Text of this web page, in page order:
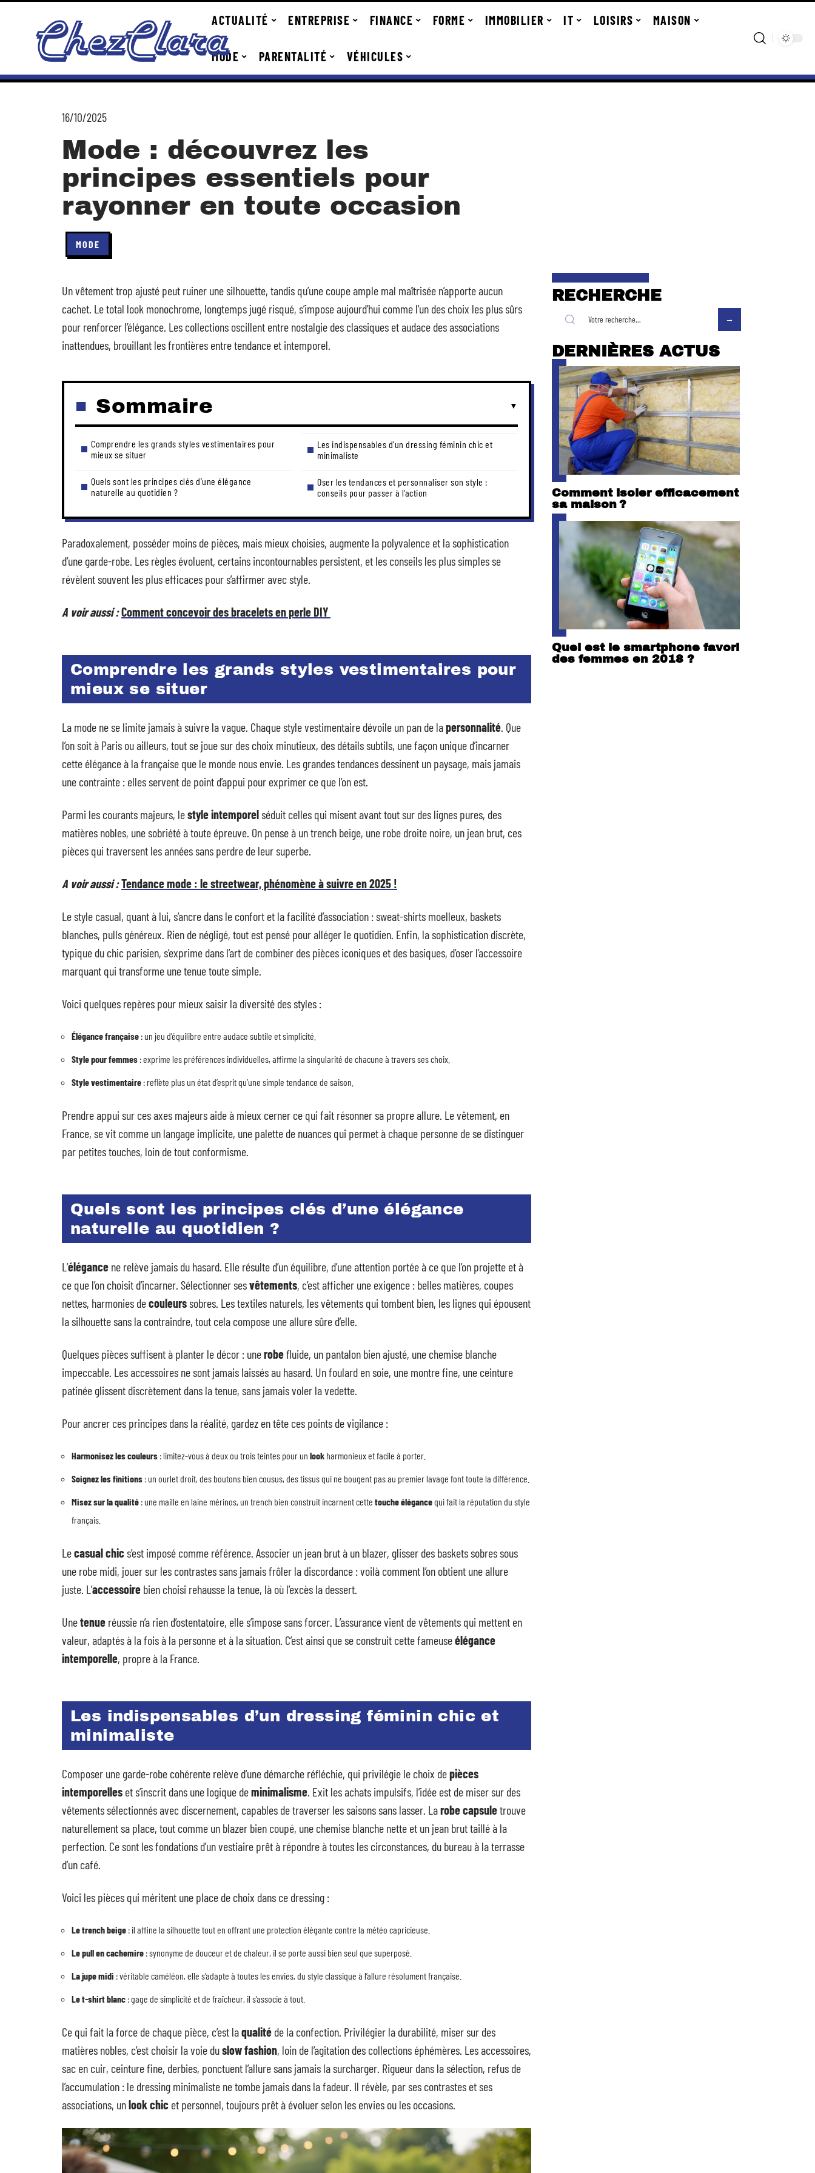
ACTUALITÉ ENTREPRISE FINANCE FORME IMMOBILIER IT LOISIRS MAISON
MODE PARENTALITÉ VÉHICULES
16/10/2025
Mode : découvrez les
principes essentiels pour
rayonner en toute occasion
MODE
Un vêtement trop ajusté peut ruiner une silhouette, tandis qu’une coupe ample mal maîtrisée n’apporte aucun
cachet. Le total look monochrome, longtemps jugé risqué, s’impose aujourd’hui comme l’un des choix les plus sûrs
pour renforcer l’élégance. Les collections oscillent entre nostalgie des classiques et audace des associations
inattendues, brouillant les frontières entre tendance et intemporel.
Sommaire
Comprendre les grands styles vestimentaires pour
mieux se situer
Quels sont les principes clés d’une élégance
naturelle au quotidien ?
Les indispensables d’un dressing féminin chic et
minimaliste
Oser les tendances et personnaliser son style :
conseils pour passer à l’action
Paradoxalement, posséder moins de pièces, mais mieux choisies, augmente la polyvalence et la sophistication
d’une garde-robe. Les règles évoluent, certains incontournables persistent, et les conseils les plus simples se
révèlent souvent les plus efficaces pour s’affirmer avec style.
A voir aussi :Comment concevoir des bracelets en perle DIY
Comprendre les grands styles vestimentaires pour
mieux se situer
La mode ne se limite jamais à suivre la vague. Chaque style vestimentaire dévoile un pan de lapersonnalité. Que
l’on soit à Paris ou ailleurs, tout se joue sur des choix minutieux, des détails subtils, une façon unique d’incarner
cette élégance à la française que le monde nous envie. Les grandes tendances dessinent un paysage, mais jamais
une contrainte : elles servent de point d’appui pour exprimer ce que l’on est.
Parmi les courants majeurs, lestyle intemporelséduit celles qui misent avant tout sur des lignes pures, des
matières nobles, une sobriété à toute épreuve. On pense à un trench beige, une robe droite noire, un jean brut, ces
pièces qui traversent les années sans perdre de leur superbe.
A voir aussi :Tendance mode : le streetwear, phénomène à suivre en 2025 !
Le style casual, quant à lui, s’ancre dans le confort et la facilité d’association : sweat-shirts moelleux, baskets
blanches, pulls généreux. Rien de négligé, tout est pensé pour alléger le quotidien. Enfin, la sophistication discrète,
typique du chic parisien, s’exprime dans l’art de combiner des pièces iconiques et des basiques, d’oser l’accessoire
marquant qui transforme une tenue toute simple.
Voici quelques repères pour mieux saisir la diversité des styles :
Élégance française : un jeu d’équilibre entre audace subtile et simplicité.
Style pour femmes : exprime les préférences individuelles, affirme la singularité de chacune à travers ses choix.
Style vestimentaire : reflète plus un état d’esprit qu’une simple tendance de saison.
Prendre appui sur ces axes majeurs aide à mieux cerner ce qui fait résonner sa propre allure. Le vêtement, en
France, se vit comme un langage implicite, une palette de nuances qui permet à chaque personne de se distinguer
par petites touches, loin de tout conformisme.
Quels sont les principes clés d’une élégance
naturelle au quotidien ?
L’élégance ne relève jamais du hasard. Elle résulte d’un équilibre, d’une attention portée à ce que l’on projette et à
ce que l’on choisit d’incarner. Sélectionner sesvêtements, c’est afficher une exigence : belles matières, coupes
nettes, harmonies decouleurssobres. Les textiles naturels, les vêtements qui tombent bien, les lignes qui épousent
la silhouette sans la contraindre, tout cela compose une allure sûre d’elle.
Quelques pièces suffisent à planter le décor : unerobefluide, un pantalon bien ajusté, une chemise blanche
impeccable. Les accessoires ne sont jamais laissés au hasard. Un foulard en soie, une montre fine, une ceinture
patinée glissent discrètement dans la tenue, sans jamais voler la vedette.
Pour ancrer ces principes dans la réalité, gardez en tête ces points de vigilance :
Harmonisez les couleurs : limitez-vous à deux ou trois teintes pour un look harmonieux et facile à porter.
Soignez les finitions : un ourlet droit, des boutons bien cousus, des tissus qui ne bougent pas au premier lavage font toute la différence.
Misez sur la qualité : une maille en laine mérinos, un trench bien construit incarnent cette touche élégancequi fait la réputation du style
français.
Lecasual chics’est imposé comme référence. Associer un jean brut à un blazer, glisser des baskets sobres sous
une robe midi, jouer sur les contrastes sans jamais frôler la discordance : voilà comment l’on obtient une allure
juste. L’accessoire bien choisi rehausse la tenue, là où l’excès la dessert.
Unetenue réussie n’a rien d’ostentatoire, elle s’impose sans forcer. L’assurance vient de vêtements qui mettent en
valeur, adaptés à la fois à la personne et à la situation. C’est ainsi que se construit cette fameuseélégance
intemporelle, propre à la France.
Les indispensables d’un dressing féminin chic et
minimaliste
Composer une garde-robe cohérente relève d’une démarche réfléchie, qui privilégie le choix depièces
intemporelles et s’inscrit dans une logique deminimalisme. Exit les achats impulsifs, l’idée est de miser sur des
vêtements sélectionnés avec discernement, capables de traverser les saisons sans lasser. Larobe capsuletrouve
naturellement sa place, tout comme un blazer bien coupé, une chemise blanche nette et un jean brut taillé à la
perfection. Ce sont les fondations d’un vestiaire prêt à répondre à toutes les circonstances, du bureau à la terrasse
d’un café.
Voici les pièces qui méritent une place de choix dans ce dressing :
Le trench beige : il affine la silhouette tout en offrant une protection élégante contre la météo capricieuse.
Le pull en cachemire : synonyme de douceur et de chaleur, il se porte aussi bien seul que superposé.
La jupe midi : véritable caméléon, elle s’adapte à toutes les envies, du style classique à l’allure résolument française.
Le t-shirt blanc : gage de simplicité et de fraîcheur, il s’associe à tout.
Ce qui fait la force de chaque pièce, c’est laqualité de la confection. Privilégier la durabilité, miser sur des
matières nobles, c’est choisir la voie duslow fashion, loin de l’agitation des collections éphémères. Les accessoires,
sac en cuir, ceinture fine, derbies, ponctuent l’allure sans jamais la surcharger. Rigueur dans la sélection, refus de
l’accumulation : le dressing minimaliste ne tombe jamais dans la fadeur. Il révèle, par ses contrastes et ses
associations, unlook chic et personnel, toujours prêt à évoluer selon les envies ou les occasions.
RECHERCHE
DERNIÈRES ACTUS
Comment isoler efficacement
sa maison ?
Quel est le smartphone favori
des femmes en 2018 ?